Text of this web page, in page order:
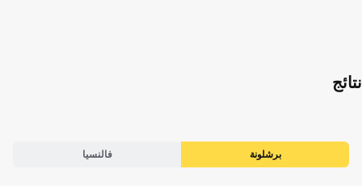
نتائج
برشلونة فالنسيا